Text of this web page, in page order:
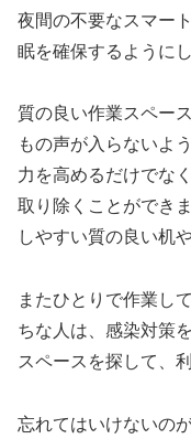
夜間の不要なスマー
眠を確保するように
質の良い作業スペー
もの声が入らないよ
力を高めるだけでな
取り除くことができ
しやすい質の良い机
またひとりで作業し
ちな人は、感染対策
スペースを探して、
忘れてはいけないの